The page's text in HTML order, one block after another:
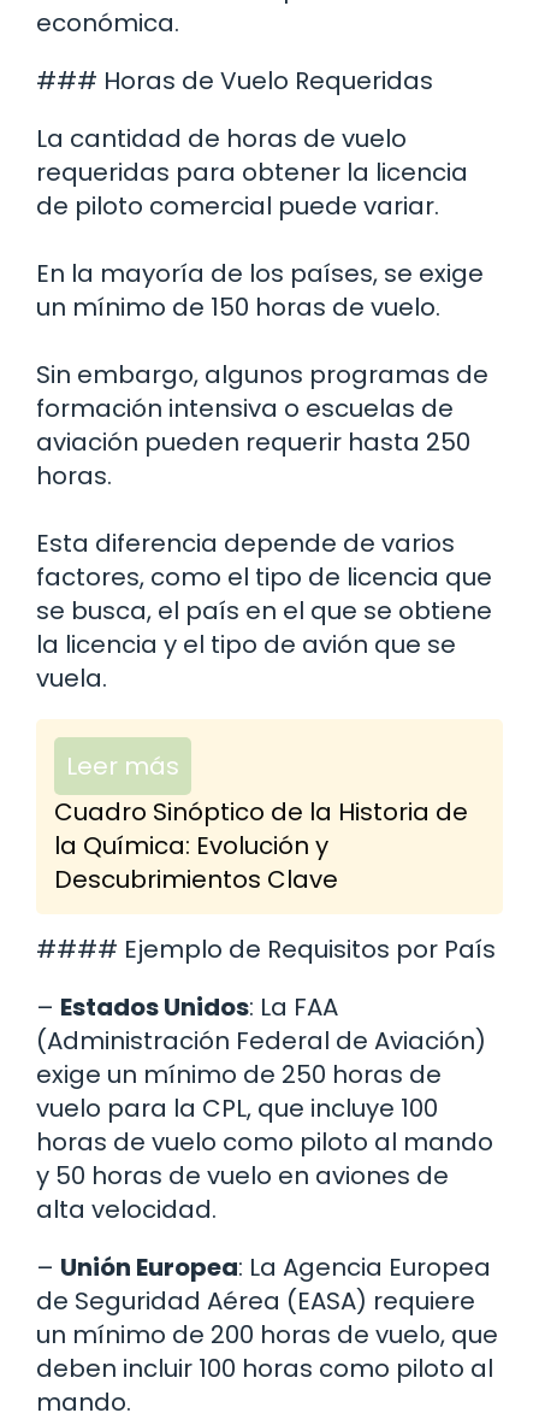
económica.
### Horas de Vuelo Requeridas
La cantidad de horas de vuelo
requeridas para obtener la licencia
de piloto comercial puede variar.
En la mayoría de los países, se exige
un mínimo de 150 horas de vuelo.
Sin embargo, algunos programas de
formación intensiva o escuelas de
aviación pueden requerir hasta 250
horas.
Esta diferencia depende de varios
factores, como el tipo de licencia que
se busca, el país en el que se obtiene
la licencia y el tipo de avión que se
vuela.
Leer más
Cuadro Sinóptico de la Historia de
la Química: Evolución y
Descubrimientos Clave
#### Ejemplo de Requisitos por País
– Estados Unidos: La FAA
(Administración Federal de Aviación)
exige un mínimo de 250 horas de
vuelo para la CPL, que incluye 100
horas de vuelo como piloto al mando
y 50 horas de vuelo en aviones de
alta velocidad.
– Unión Europea: La Agencia Europea
de Seguridad Aérea (EASA) requiere
un mínimo de 200 horas de vuelo, que
deben incluir 100 horas como piloto al
mando.